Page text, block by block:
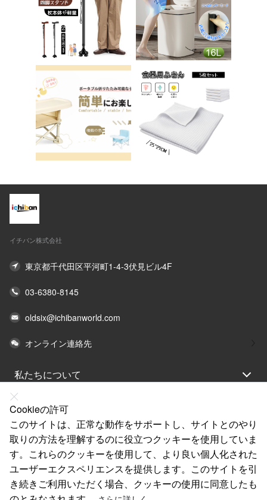
ア 椅子 イス 在宅ワ
ーク アシェル ブリリ
アント C-56
送料無料 ステップ ス
テップ台 トイレ D-2
8
イチバン株式会社
東京都千代田区平河町1-4-3伏見ビル4F
03-6380-8145
oldsix@ichibanworld.com
オンライン連絡先
私たちについて
法律声明
ヘルプ
サービス
リンク
Cookieの許可
このサイトは、正常な動作をサポートし、サイトとのやり
取りの方法を理解するのに役立つクッキーを使用していま
す。これらのクッキーを使用して、より良い個人化された
ユーザーエクスペリエンスを提供します。このサイトを引
き続きご利用いただく場合、クッキーの使用に同意したも